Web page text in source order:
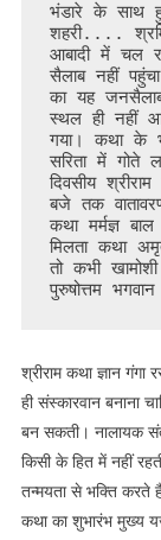
भंडारे के साथ
शहरी....
आबादी में चल
सैलाब नहीं
का यह
स्थल ही नहीं
गया। कथा के
सरिता में गोते
दिवसीय
बजे तक
कथा मर्मज्ञ
मिलता कथा
तो कभी
पुरुषोत्तम
श्रीराम कथा ज्ञान
ही संस्कारवान बनाना
बन सकती। नालायक
किसी के हित में नहीं
तन्मयता से भक्ति करते
कथा का शुभारंभ मुख्य